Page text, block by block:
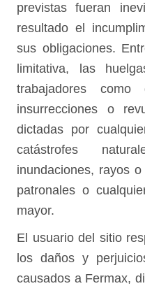
previstas fueran
resultado el
sus obligaciones.
limitativa, las
trabajadores como
insurrecciones o
dictadas por
catástrofes
inundaciones, rayos
patronales o
mayor.
El usuario del sitio
los daños y
causados a Fermax,